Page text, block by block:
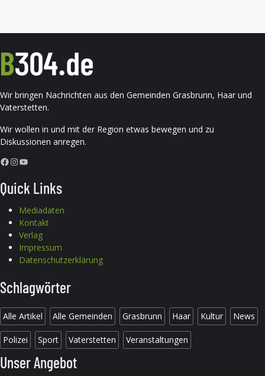
Wir bringen Nachrichten aus den Gemeinden Grasbrunn, Haar und
Vaterstetten.
Wir wollen in und mit der Region etwas bewegen und zu
Diskussionen anregen.
Facebook InstagramYouTube
Quick Links
Mediadaten
Kontakt
Verlag
Impressum
Datenschutzerklärung
Schlagwörter
Alle Artikel Alle Gemeinden Grasbrunn Haar Kultur News
Polizei Sport Vaterstetten Veranstaltungen
Unser Angebot